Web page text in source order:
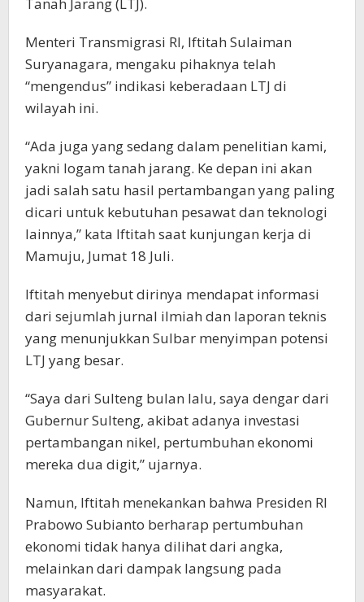
Menteri Transmigrasi RI, Iftitah Sulaiman
Suryanagara, mengaku pihaknya telah
“mengendus” indikasi keberadaan LTJ di
wilayah ini.
“Ada juga yang sedang dalam penelitian kami,
yakni logam tanah jarang. Ke depan ini akan
jadi salah satu hasil pertambangan yang paling
dicari untuk kebutuhan pesawat dan teknologi
lainnya,” kata Iftitah saat kunjungan kerja di
Mamuju, Jumat 18 Juli.
Iftitah menyebut dirinya mendapat informasi
dari sejumlah jurnal ilmiah dan laporan teknis
yang menunjukkan Sulbar menyimpan potensi
LTJ yang besar.
“Saya dari Sulteng bulan lalu, saya dengar dari
Gubernur Sulteng, akibat adanya investasi
pertambangan nikel, pertumbuhan ekonomi
mereka dua digit,” ujarnya.
Namun, Iftitah menekankan bahwa Presiden RI
Prabowo Subianto berharap pertumbuhan
ekonomi tidak hanya dilihat dari angka,
melainkan dari dampak langsung pada
masyarakat.